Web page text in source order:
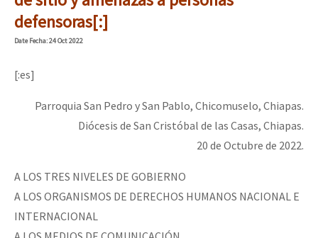
defensoras[:]
DateFecha: 24 Oct 2022
[:es]
Parroquia San Pedro y San Pablo, Chicomuselo, Chiapas.
Diócesis de San Cristóbal de las Casas, Chiapas.
20 de Octubre de 2022.
A LOS TRES NIVELES DE GOBIERNO
A LOS ORGANISMOS DE DERECHOS HUMANOS NACIONAL E
INTERNACIONAL